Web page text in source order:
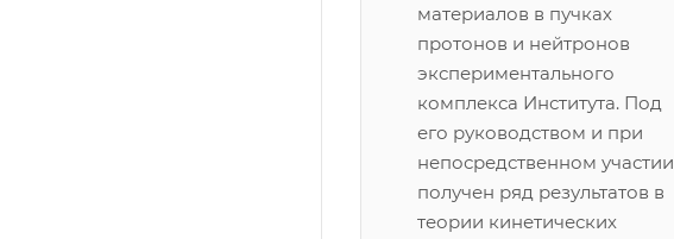
материалов в пучках
протонов и нейтронов
экспериментального
комплекса Института. Под
его руководством и при
непосредственном участии
получен ряд результатов в
теории кинетических